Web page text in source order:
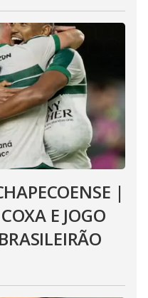
|
E JOGO